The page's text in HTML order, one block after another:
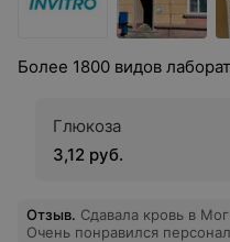
Более 1800 видов
Глюкоза
3,12 руб.
Отзыв. Сдавала кровь в
Очень понравился